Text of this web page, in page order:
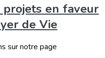
en faveur
de Vie
sur notre page